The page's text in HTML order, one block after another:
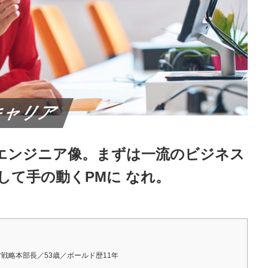
リア
ンジニア像。まずは一流のビジネス
て手の動くPMに なれ。
略本部長／53歳／ボールド歴11年